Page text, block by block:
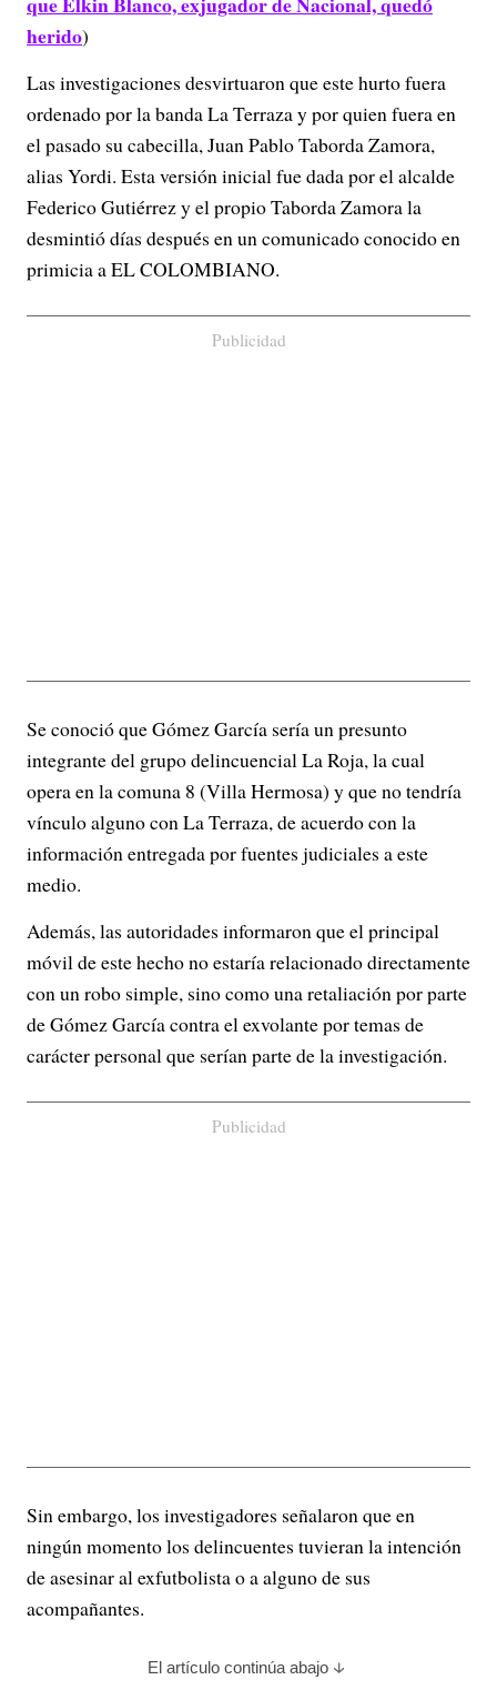
herido)
Las investigaciones desvirtuaron que este hurto fuera
ordenado por la banda La Terraza y por quien fuera en
el pasado su cabecilla, Juan Pablo Taborda Zamora,
alias Yordi. Esta versión inicial fue dada por el alcalde
Federico Gutiérrez y el propio Taborda Zamora la
desmintió días después en un comunicado conocido en
primicia a EL COLOMBIANO.
Publicidad
Se conoció que Gómez García sería un presunto
integrante del grupo delincuencial La Roja, la cual
opera en la comuna 8 (Villa Hermosa) y que no tendría
vínculo alguno con La Terraza, de acuerdo con la
información entregada por fuentes judiciales a este
medio.
Además, las autoridades informaron que el principal
móvil de este hecho no estaría relacionado directamente
con un robo simple, sino como una retaliación por parte
de Gómez García contra el exvolante por temas de
carácter personal que serían parte de la investigación.
Publicidad
Sin embargo, los investigadores señalaron que en
ningún momento los delincuentes tuvieran la intención
de asesinar al exfutbolista o a alguno de sus
acompañantes.
El artículo continúa abajo